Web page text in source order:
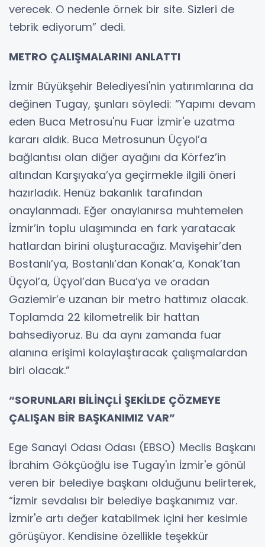
verecek. O nedenle örnek bir site. Sizleri de
tebrik ediyorum” dedi.
METRO ÇALIŞMALARINI ANLATTI
İzmir Büyükşehir Belediyesi'nin yatırımlarına da
değinen Tugay, şunları söyledi: “Yapımı devam
eden Buca Metrosu'nu Fuar İzmir'e uzatma
kararı aldık. Buca Metrosunun Üçyol’a
bağlantısı olan diğer ayağını da Körfez’in
altından Karşıyaka’ya geçirmekle ilgili öneri
hazırladık. Henüz bakanlık tarafından
onaylanmadı. Eğer onaylanırsa muhtemelen
İzmir’in toplu ulaşımında en fark yaratacak
hatlardan birini oluşturacağız. Mavişehir’den
Bostanlı’ya, Bostanlı’dan Konak’a, Konak’tan
Üçyol’a, Üçyol’dan Buca’ya ve oradan
Gaziemir’e uzanan bir metro hattımız olacak.
Toplamda 22 kilometrelik bir hattan
bahsediyoruz. Bu da aynı zamanda fuar
alanına erişimi kolaylaştıracak çalışmalardan
biri olacak.”
“SORUNLARI BİLİNÇLİ ŞEKİLDE ÇÖZMEYE
ÇALIŞAN BİR BAŞKANIMIZ VAR”
Ege Sanayi Odası Odası (EBSO) Meclis Başkanı
İbrahim Gökçüoğlu ise Tugay'ın İzmir'e gönül
veren bir belediye başkanı olduğunu belirterek,
“İzmir sevdalısı bir belediye başkanımız var.
İzmir'e artı değer katabilmek içini her kesimle
görüşüyor. Kendisine özellikle teşekkür